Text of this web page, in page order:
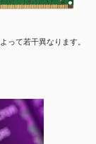
って若干異なります。